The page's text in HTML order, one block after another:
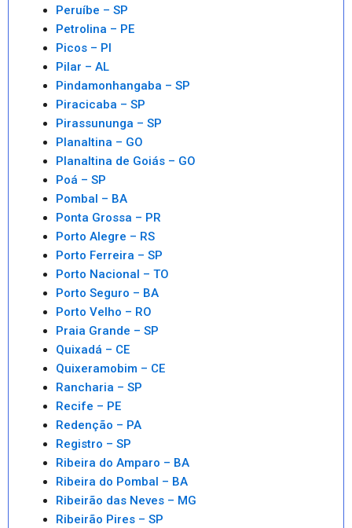
Peruíbe – SP
Petrolina – PE
Picos – PI
Pilar – AL
Pindamonhangaba – SP
Piracicaba – SP
Pirassununga – SP
Planaltina – GO
Planaltina de Goiás – GO
Poá – SP
Pombal – BA
Ponta Grossa – PR
Porto Alegre – RS
Porto Ferreira – SP
Porto Nacional – TO
Porto Seguro – BA
Porto Velho – RO
Praia Grande – SP
Quixadá – CE
Quixeramobim – CE
Rancharia – SP
Recife – PE
Redenção – PA
Registro – SP
Ribeira do Amparo – BA
Ribeira do Pombal – BA
Ribeirão das Neves – MG
Ribeirão Pires – SP